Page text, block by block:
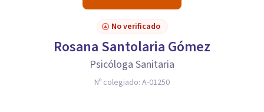
No verificado
Rosana Santolaria Gómez
Psicóloga Sanitaria
Nº colegiado: A-01250